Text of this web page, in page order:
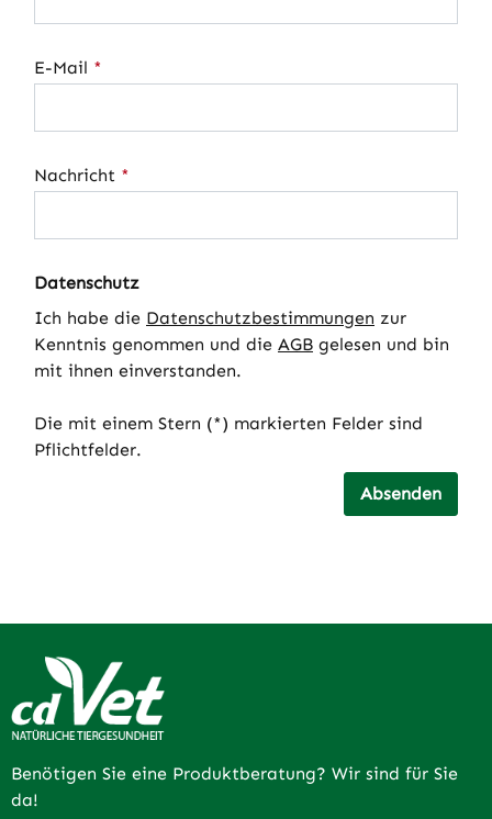
E-Mail *
Nachricht *
Datenschutz
Ich habe die Datenschutzbestimmungen zur
Kenntnis genommen und die AGB gelesen und bin
mit ihnen einverstanden.
Die mit einem Stern (*) markierten Felder sind
Pflichtfelder.
Absenden
Benötigen Sie eine Produktberatung? Wir sind für Sie
da!